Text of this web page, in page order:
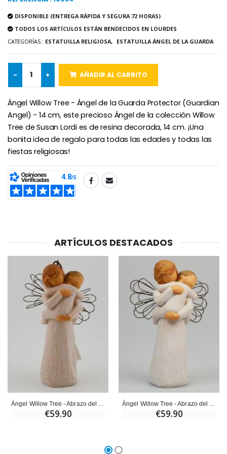
-25%
20 Velas de Novena Blanca
€90.00 €67.50
Aceite de unción
€9.90
Vela de Novena para Sanación - 17,5 cm
€4.90
6 Velas de Oración Color Blanco
€2.50
€5.00
DISPONIBLE (ENTREGA RÁPIDA Y SEGURA 72 HORAS)
TODOS LOS ARTÍCULOS ESTÁN BENDECIDOS EN LOURDES
CATEGORÍAS : ESTATUILLA RELIGIOSA, ESTATUILLA ÁNGEL DE LA GUARDA
- + AÑADIR AL CARRITO
Ángel Willow Tree - Ángel de la Guarda Protector (Guardian
Angel) - 14 cm, este precioso Ángel de la colección Willow
Tree de Susan Lordi es de resina decorada, 14 cm. ¡Una
bonita idea de regalo para todas las edades y todas las
fiestas religiosas!
SHARE:
ARTÍCULOS DESTACADOS
€59.90 €59.90